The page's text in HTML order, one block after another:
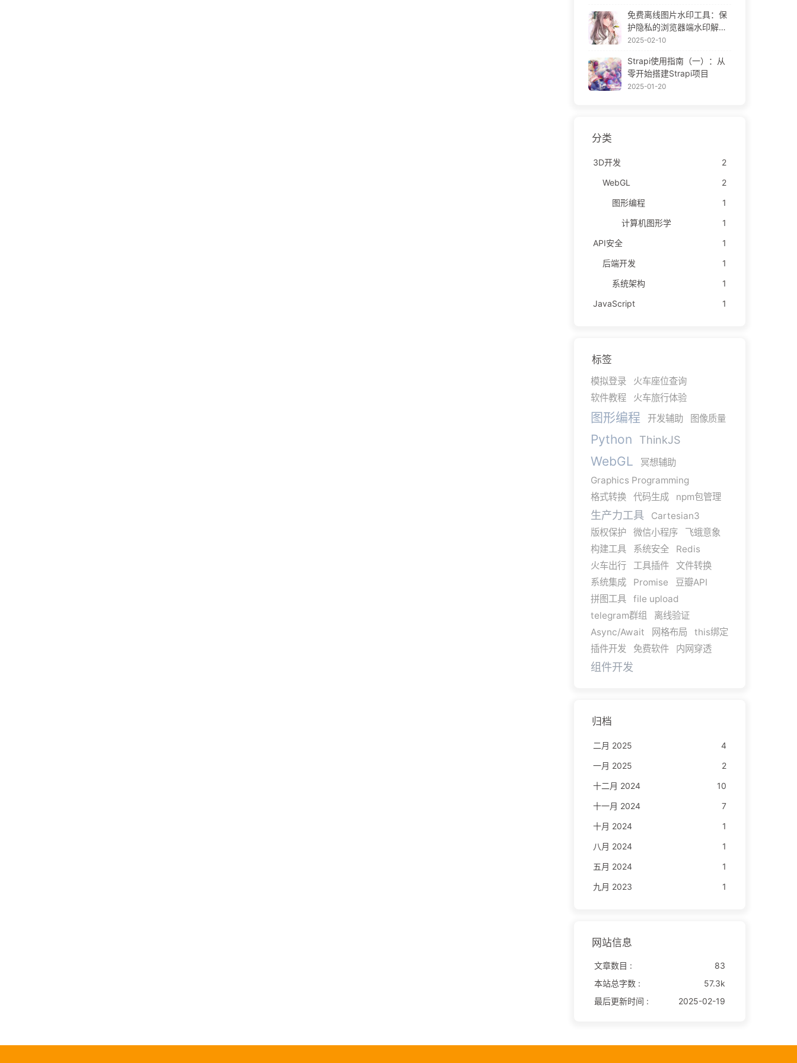
免费离线图片水印工具：保
护隐私的浏览器端水印解决
方案 | Free Offline Image
2025-02-10
Strapi使用指南（一）：从
零开始搭建Strapi项目
2025-01-20
分类
3D开发
2
WebGL
2
图形编程
1
计算机图形学
1
API安全
1
后端开发
1
系统架构
1
JavaScript
1
标签
模拟登录
火车座位查询
软件教程
火车旅行体验
图形编程 开发辅助 图像质量
Python ThinkJS
WebGL
冥想辅助
Graphics Programming
格式转换
代码生成 npm包管理
生产力工具
Cartesian3
版权保护
微信小程序
飞蛾意象
构建工具
系统安全
Redis
火车出行
工具插件
文件转换
系统集成
Promise
豆瓣API
拼图工具
file upload
telegram群组
离线验证
Async/Await
网格布局
this绑定
插件开发
免费软件 内网穿透
组件开发
归档
二月 2025
4
一月 2025
2
十二月 2024
10
十一月 2024
7
十月 2024
1
八月 2024
1
五月 2024
1
九月 2023
1
网站信息
文章数目 :
83
本站总字数 :
57.3k
最后更新时间 :
2025-02-19